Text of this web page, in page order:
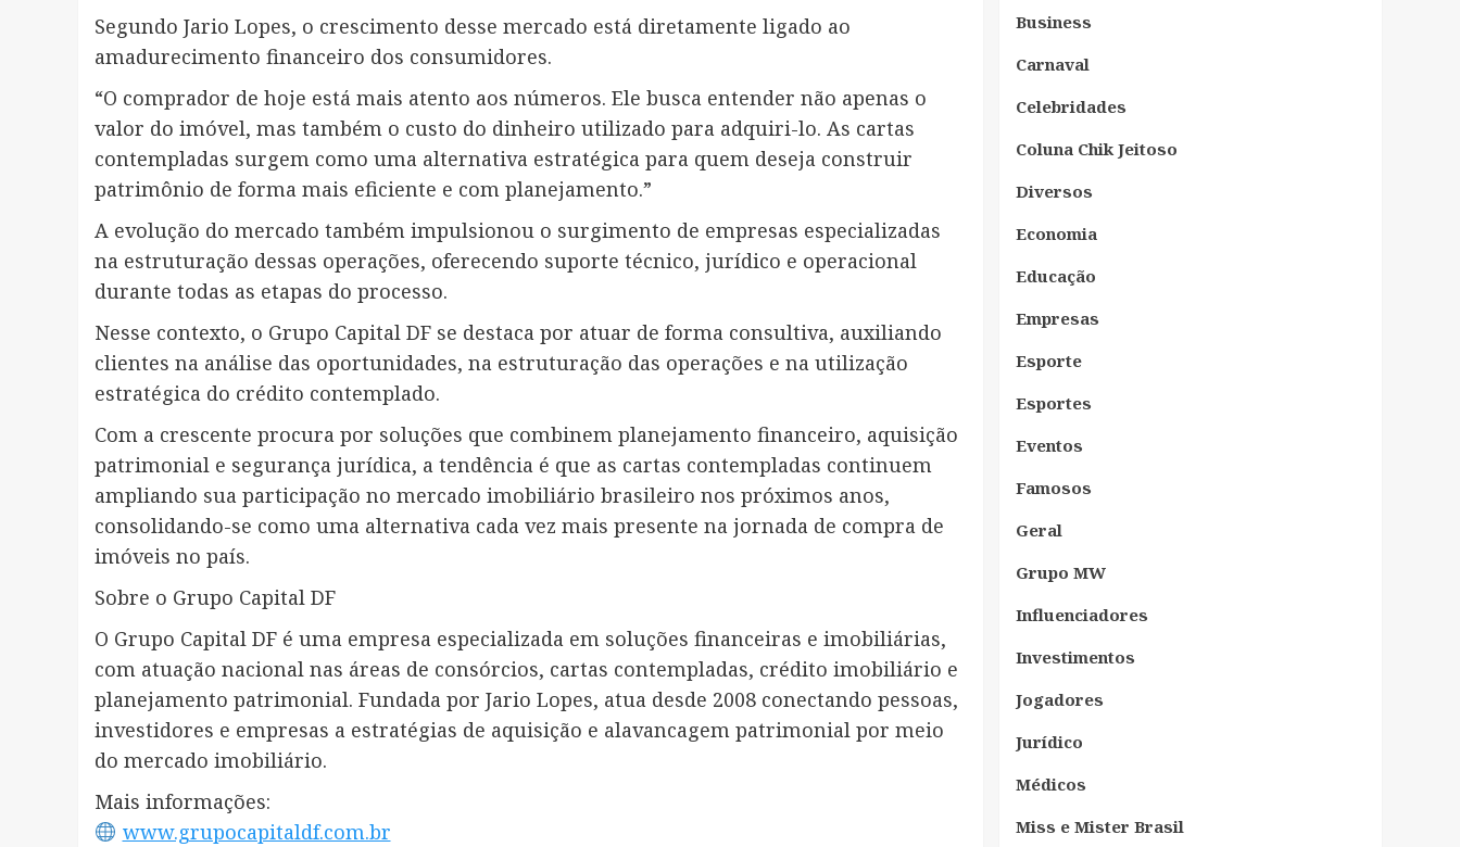
Segundo Jario Lopes, o crescimento desse mercado está diretamente ligado ao
amadurecimento financeiro dos consumidores.
“O comprador de hoje está mais atento aos números. Ele busca entender não apenas o
valor do imóvel, mas também o custo do dinheiro utilizado para adquiri-lo. As cartas
contempladas surgem como uma alternativa estratégica para quem deseja construir
patrimônio de forma mais eficiente e com planejamento.”
A evolução do mercado também impulsionou o surgimento de empresas especializadas
na estruturação dessas operações, oferecendo suporte técnico, jurídico e operacional
durante todas as etapas do processo.
Nesse contexto, o Grupo Capital DF se destaca por atuar de forma consultiva, auxiliando
clientes na análise das oportunidades, na estruturação das operações e na utilização
estratégica do crédito contemplado.
Com a crescente procura por soluções que combinem planejamento financeiro, aquisição
patrimonial e segurança jurídica, a tendência é que as cartas contempladas continuem
ampliando sua participação no mercado imobiliário brasileiro nos próximos anos,
consolidando-se como uma alternativa cada vez mais presente na jornada de compra de
imóveis no país.
Sobre o Grupo Capital DF
O Grupo Capital DF é uma empresa especializada em soluções financeiras e imobiliárias,
com atuação nacional nas áreas de consórcios, cartas contempladas, crédito imobiliário e
planejamento patrimonial. Fundada por Jario Lopes, atua desde 2008 conectando pessoas,
investidores e empresas a estratégias de aquisição e alavancagem patrimonial por meio
do mercado imobiliário.
Mais informações:
www.grupocapitaldf.com.br
Business
Carnaval
Celebridades
Coluna Chik Jeitoso
Diversos
Economia
Educação
Empresas
Esporte
Esportes
Eventos
Famosos
Geral
Grupo MW
Influenciadores
Investimentos
Jogadores
Jurídico
Médicos
Miss e Mister Brasil